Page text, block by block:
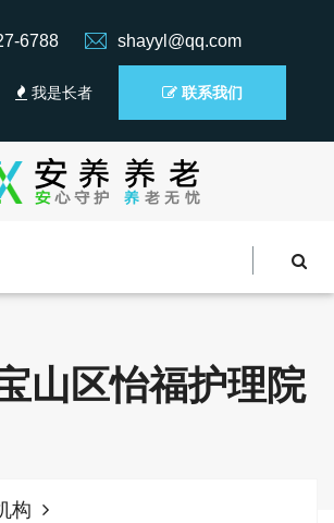
6788 shayyl@qq.com
我是长者 联系我们
山区怡福护理院
构